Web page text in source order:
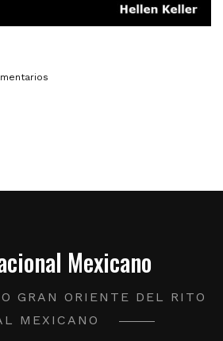
Mexicano
GRAN ORIENTE DEL RITO
MEXICANO